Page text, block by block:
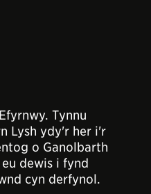
Tynnu
Lysh ydy'r her i'r
o Ganolbarth
dewis i fynd
cyn derfynol.